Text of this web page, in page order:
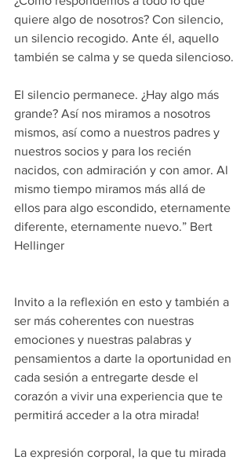
quiere algo de nosotros? Con silencio,
un silencio recogido. Ante él, aquello
también se calma y se queda silencioso.
El silencio permanece. ¿Hay algo más
grande? Así nos miramos a nosotros
mismos, así como a nuestros padres y
nuestros socios y para los recién
nacidos, con admiración y con amor. Al
mismo tiempo miramos más allá de
ellos para algo escondido, eternamente
diferente, eternamente nuevo.” Bert
Hellinger
Invito a la reflexión en esto y también a
ser más coherentes con nuestras
emociones y nuestras palabras y
pensamientos a darte la oportunidad en
cada sesión a entregarte desde el
corazón a vivir una experiencia que te
permitirá acceder a la otra mirada!
La expresión corporal, la que tu mirada